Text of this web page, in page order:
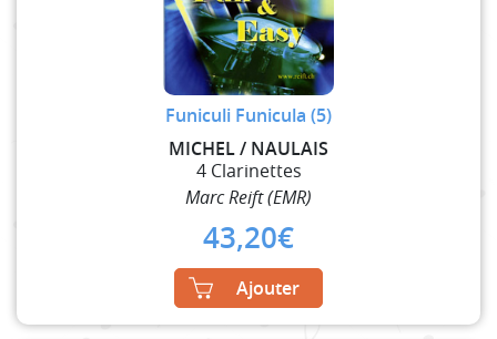
Funiculi Funicula (5)
MICHEL / NAULAIS
4 Clarinettes
Marc Reift (EMR)
43,20€
Ajouter